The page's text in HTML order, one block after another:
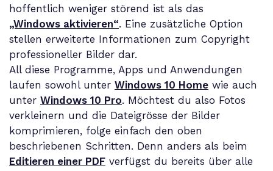
hoffentlich weniger störend ist als das
„Windows aktivieren“. Eine zusätzliche Option
stellen erweiterte Informationen zum Copyright
professioneller Bilder dar.
All diese Programme, Apps und Anwendungen
laufen sowohl unter Windows 10 Home wie auch
unter Windows 10 Pro. Möchtest du also Fotos
verkleinern und die Dateigrösse der Bilder
komprimieren, folge einfach den oben
beschriebenen Schritten. Denn anders als beim
Editieren einer PDF verfügst du bereits über alle